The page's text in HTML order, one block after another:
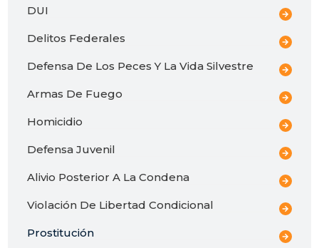
DUI
Delitos Federales
Defensa De Los Peces Y La Vida Silvestre
Armas De Fuego
Homicidio
Defensa Juvenil
Alivio Posterior A La Condena
Violación De Libertad Condicional
Prostitución